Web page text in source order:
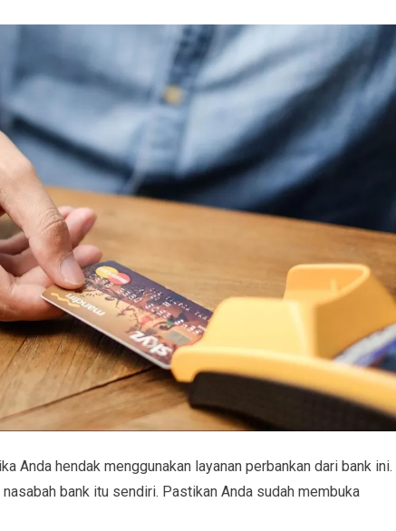
Anda hendak menggunakan layanan perbankan dari bank ini.
bank itu sendiri. Pastikan Anda sudah membuka